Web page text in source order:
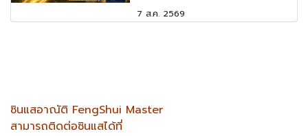
7 ส.ค. 2569
ซินแสอาณัติ FengShui Master
สามารถติดต่อซินแสได้ที่